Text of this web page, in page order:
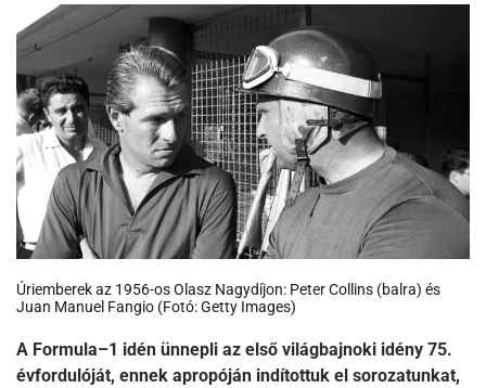
Úriemberek az 1956-os Olasz Nagydíjon: Peter Collins (balra) és
Juan Manuel Fangio (Fotó: Getty Images)
A Formula–1 idén ünnepli az első világbajnoki idény 75.
évfordulóját, ennek apropóján indítottuk el sorozatunkat,